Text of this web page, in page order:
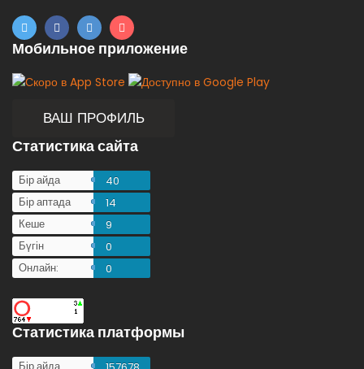
Мобильное приложение
ВАШ ПРОФИЛЬ
Статистика сайта
Бір айда
40
Бір аптада
14
Кеше
9
Бүгін
0
Онлайн:
0
Статистика платформы